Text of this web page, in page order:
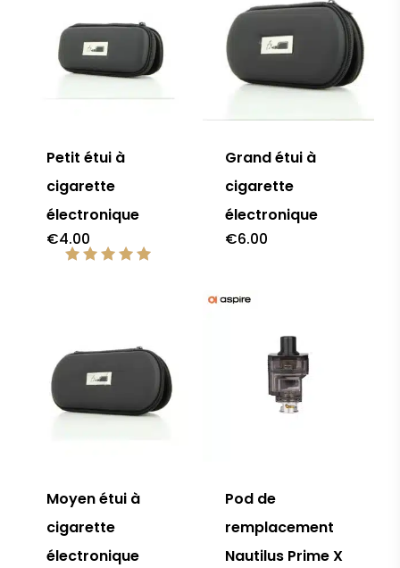
Petit étui à
cigarette
électronique
€4.00
Grand étui à
cigarette
électronique
€6.00
Moyen étui à
cigarette
électronique
Pod de
remplacement
Nautilus Prime X